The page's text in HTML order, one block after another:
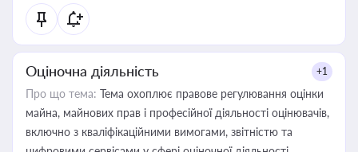
Оціночна діяльність +1
Про що тема: Тема охоплює правове регулювання оцінки
майна, майнових прав і професійної діяльності оцінювачів,
включно з кваліфікаційними вимогами, звітністю та